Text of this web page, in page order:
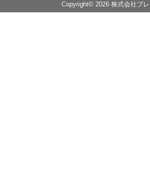
Copyright© 2026 株式会社ブ